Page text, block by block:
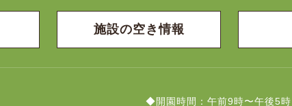
施設の空き情報
◆開園時間：午前9時〜午後5時